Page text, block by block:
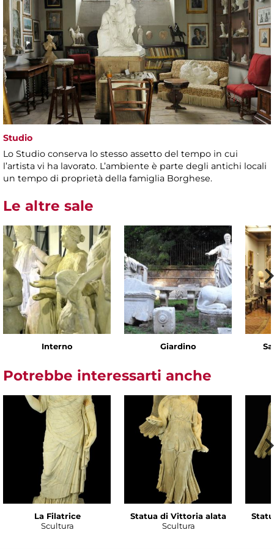
Studio
Lo Studio conserva lo stesso assetto del tempo in cui
l’artista vi ha lavorato. L’ambiente è parte degli antichi locali
un tempo di proprietà della famiglia Borghese.
Le altre sale
Interno Giardino
Potrebbe interessarti anche
La Filatrice
Scultura
Statua di Vittoria alata
Scultura